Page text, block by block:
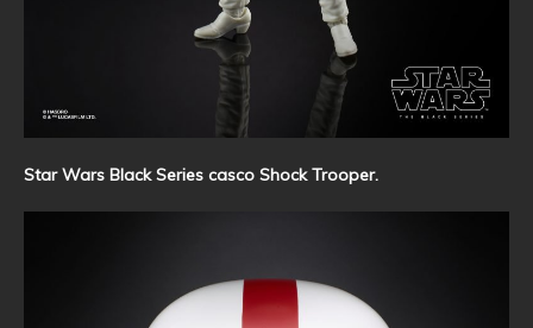
Star Wars Black Series casco Shock Trooper.